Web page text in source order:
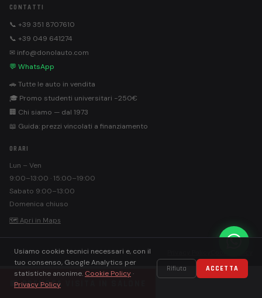
Usiamo cookie tecnici necessari e, con il
tuo consenso, Google Analytics per
statistiche anonime. Cookie Policy·
Privacy Policy
Rifiuta ACCETTA
CONTATTI
📞 +39 351 8707610
📞 +39 049 641274
✉ info@donolauto.com
💬 WhatsApp
🚗 Tutte le auto in vendita
🎓 Promo studenti universitari −250€
🏢 Chi siamo — dal 1973
📖 Guida: prezzi vincolati a finanziamento
ORARI
Lun – Ven
9:00–13:00 · 15:00–19:00
Sabato 9:00–13:00
Domenica chiuso
🗺 Apri in Maps
©Donolauto S.r.l. · PEC: donolautosrl@pec.it
📅 PRENOTA VISITA IN SALONE